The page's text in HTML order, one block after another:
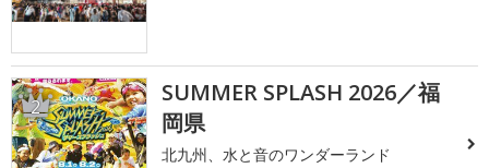
2
SUMMER SPLASH 2026／福
岡県
北九州、水と音のワンダーランド